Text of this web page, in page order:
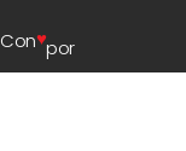
Con♥por